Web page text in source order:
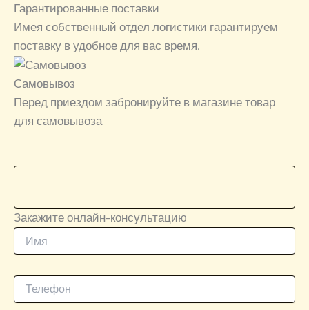
Гарантированные поставки
Имея собственный отдел логистики гарантируем
поставку в удобное для вас время.
Самовывоз
Перед приездом забронируйте в магазине товар
для самовывоза
Закажите онлайн-консультацию